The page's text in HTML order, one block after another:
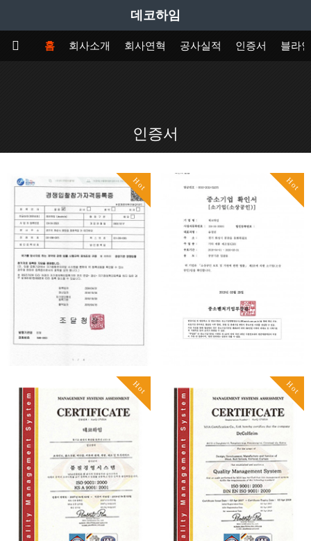
데코하임
홈 회사소개 회사연혁 공사실적 인증서 블라
인증서
Hot Hot
Hot Hot